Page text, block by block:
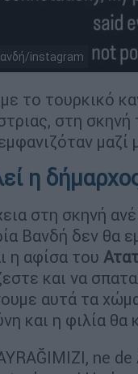
instagram
το τουρκικό
στη
η
στη σκηνή
Βανδή δεν θα
η αφίσα του
και να
αυτά τα
και η φιλία θα
ne